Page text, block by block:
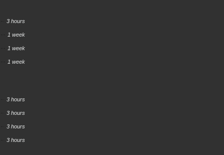
3 hours
1 week
1 week
1 week
3 hours
3 hours
3 hours
3 hours